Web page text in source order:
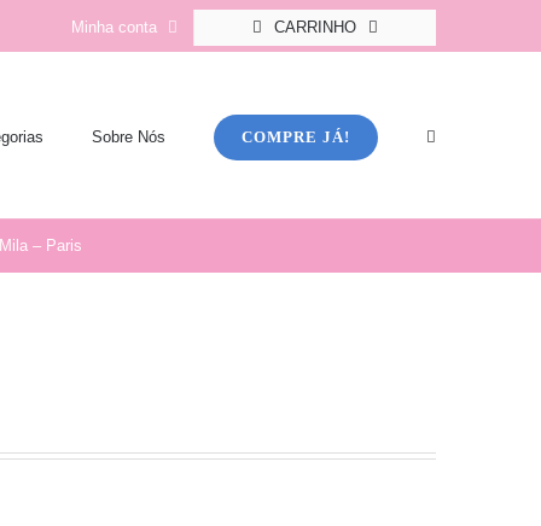
Minha conta CARRINHO
Sobre Nós COMPRE JÁ!
– Paris